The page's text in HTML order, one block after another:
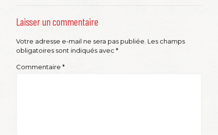
Laisser un commentaire
Votre adresse e-mail ne sera pas publiée. Les champs
obligatoires sont indiqués avec *
Commentaire *